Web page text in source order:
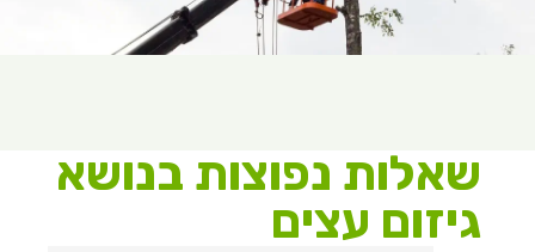
שאלות נפוצות בנושא
גיזום עצים